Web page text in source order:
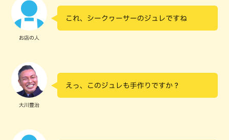
お店の人
これ、シークヮーサーのジュレですね
大川豊治
えっ、このジュレも手作りですか？